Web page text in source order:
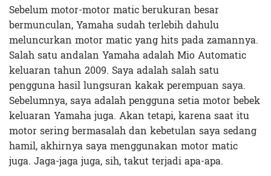
Sebelum motor-motor matic berukuran besar
bermunculan, Yamaha sudah terlebih dahulu
meluncurkan motor matic yang hits pada zamannya.
Salah satu andalan Yamaha adalah Mio Automatic
keluaran tahun 2009. Saya adalah salah satu
pengguna hasil lungsuran kakak perempuan saya.
Sebelumnya, saya adalah pengguna setia motor bebek
keluaran Yamaha juga. Akan tetapi, karena saat itu
motor sering bermasalah dan kebetulan saya sedang
hamil, akhirnya saya menggunakan motor matic
juga. Jaga-jaga juga, sih, takut terjadi apa-apa.